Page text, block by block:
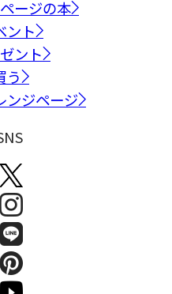
ージの本
ント
ント
う
ンジページ